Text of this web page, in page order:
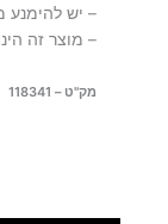
– יש
– מוצר זה
מק"ט – 118341